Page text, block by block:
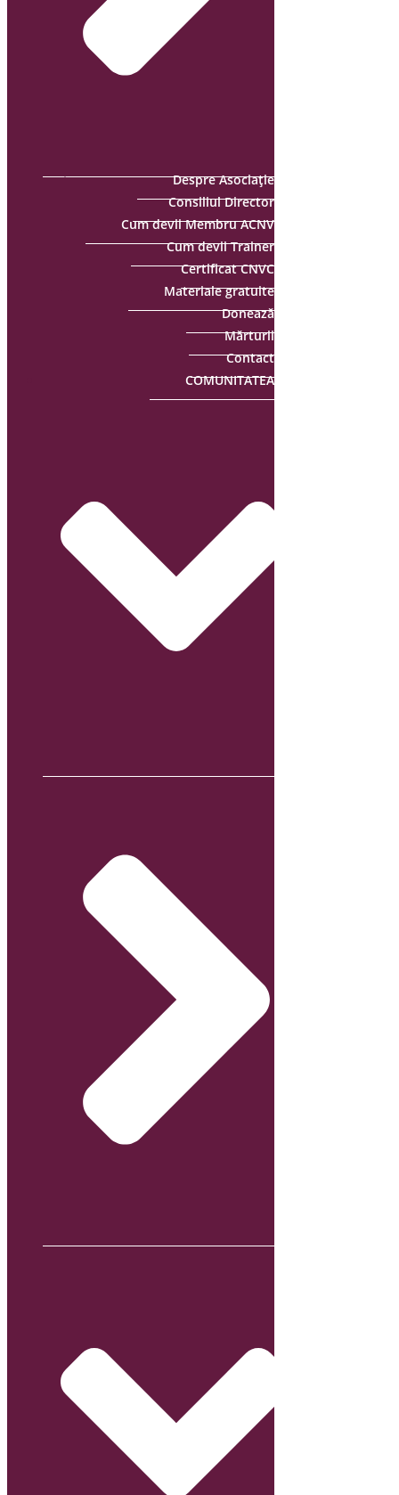
Despre Asociație
Consiliul Director
Cum devii Membru ACNV
Cum devii Trainer
Certificat CNVC
Materiale gratuite
Donează
Mărturii
Contact
COMUNITATEA